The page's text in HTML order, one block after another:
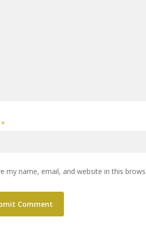
*
my name, email, and website in this